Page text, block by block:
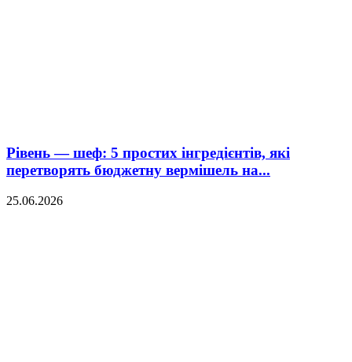
Рівень — шеф: 5 простих інгредієнтів, які
перетворять бюджетну вермішель на...
25.06.2026